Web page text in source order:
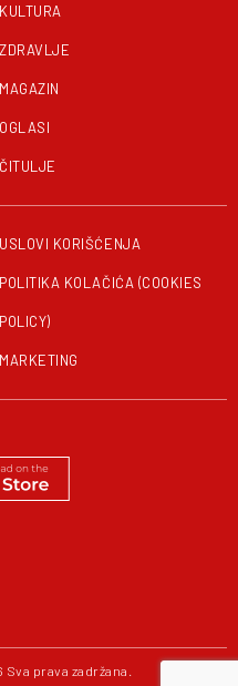
KULTURA
ZDRAVLJE
MAGAZIN
OGLASI
ČITULJE
USLOVI KORIŠĆENJA
POLITIKA KOLAČIĆA (COOKIES
POLICY)
MARKETING
prava zadržana.